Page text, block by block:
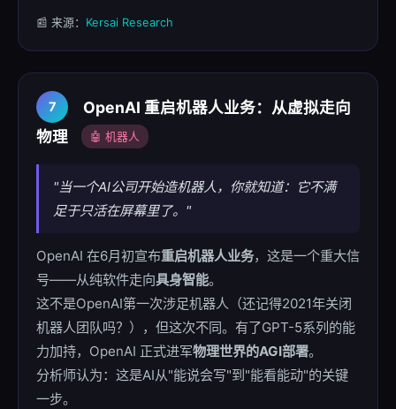
📰 来源： Kersai Research
7
OpenAI 重启机器人业务：从虚拟走向
物理
🤖 机器人
"当一个AI公司开始造机器人，你就知道：它不满
足于只活在屏幕里了。"
OpenAI 在6月初宣布重启机器人业务，这是一个重大信
号——从纯软件走向具身智能。
这不是OpenAI第一次涉足机器人（还记得2021年关闭
机器人团队吗？），但这次不同。有了GPT-5系列的能
力加持，OpenAI 正式进军物理世界的AGI部署。
分析师认为：这是AI从"能说会写"到"能看能动"的关键
一步。